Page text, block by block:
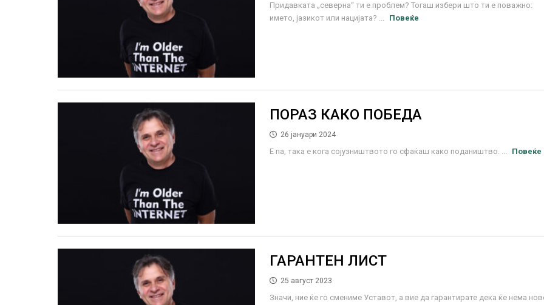
Придавката „северна“ ти е проблем? Тогаш избери што ти е поважно:
името, јазикот или нацијата? ...
Повеќе
ПОРАЗ КАКО ПОБЕДА
26 јануари 2024
Е па, така е кога сојузништвото го сфаќаш како подаништво. ... Повеќе
ГАРАНТЕН ЛИСТ
25 август 2023
Значи, ние ќе го смениме Уставот, а вие да гарантирате дека ќе нема